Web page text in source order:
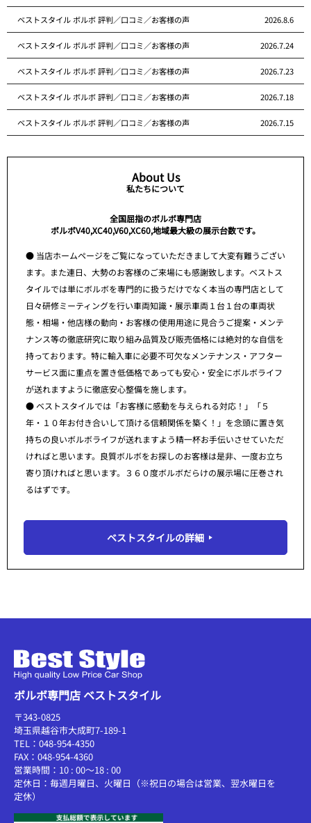
ベストスタイル ボルボ 評判／口コミ／お客様の声 2026.8.6
ベストスタイル ボルボ 評判／口コミ／お客様の声 2026.7.24
ベストスタイル ボルボ 評判／口コミ／お客様の声 2026.7.23
ベストスタイル ボルボ 評判／口コミ／お客様の声 2026.7.18
ベストスタイル ボルボ 評判／口コミ／お客様の声 2026.7.15
About Us
私たちについて
全国屈指のボルボ専門店
ボルボV40,XC40,V60,XC60,地域最大級の展示台数です。
● 当店ホームページをご覧になっていただきまして大変有難うござい
ます。また連日、大勢のお客様のご来場にも感謝致します。ベストス
タイルでは単にボルボを専門的に扱うだけでなく本当の専門店として
日々研修ミーティングを行い車両知識・展示車両１台１台の車両状
態・相場・他店様の動向・お客様の使用用途に見合うご提案・メンテ
ナンス等の徹底研究に取り組み品質及び販売価格には絶対的な自信を
持っております。特に輸入車に必要不可欠なメンテナンス・アフター
サービス面に重点を置き低価格であっても安心・安全にボルボライフ
が送れますように徹底安心整備を施します。
● ベストスタイルでは「お客様に感動を与えられる対応！」「５
年・１０年お付き合いして頂ける信頼関係を築く！」を念頭に置き気
持ちの良いボルボライフが送れますよう精一杯お手伝いさせていただ
ければと思います。良質ボルボをお探しのお客様は是非、一度お立ち
寄り頂ければと思います。３６０度ボルボだらけの展示場に圧巻され
るはずです。
ベストスタイルの詳細
ボルボ専門店 ベストスタイル
〒343-0825
埼玉県越谷市大成町7-189-1
TEL：048-954-4350
FAX：048-954-4360
営業時間：10 : 00～18 : 00
定休日：毎週月曜日、火曜日（※祝日の場合は営業、翌水曜日を
定休）